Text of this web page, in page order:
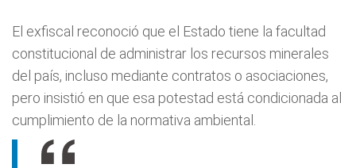
El exfiscal reconoció que el Estado tiene la facultad
constitucional de administrar los recursos minerales
del país, incluso mediante contratos o asociaciones,
pero insistió en que esa potestad está condicionada al
cumplimiento de la normativa ambiental.